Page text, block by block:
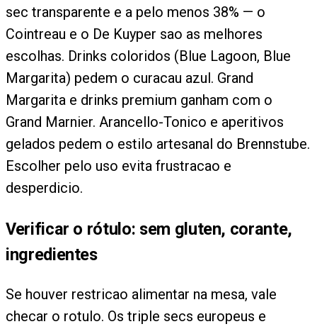
sec transparente e a pelo menos 38% — o
Cointreau e o De Kuyper sao as melhores
escolhas. Drinks coloridos (Blue Lagoon, Blue
Margarita) pedem o curacau azul. Grand
Margarita e drinks premium ganham com o
Grand Marnier. Arancello-Tonico e aperitivos
gelados pedem o estilo artesanal do Brennstube.
Escolher pelo uso evita frustracao e
desperdicio.
Verificar o rótulo: sem gluten, corante,
ingredientes
Se houver restricao alimentar na mesa, vale
checar o rotulo. Os triple secs europeus e